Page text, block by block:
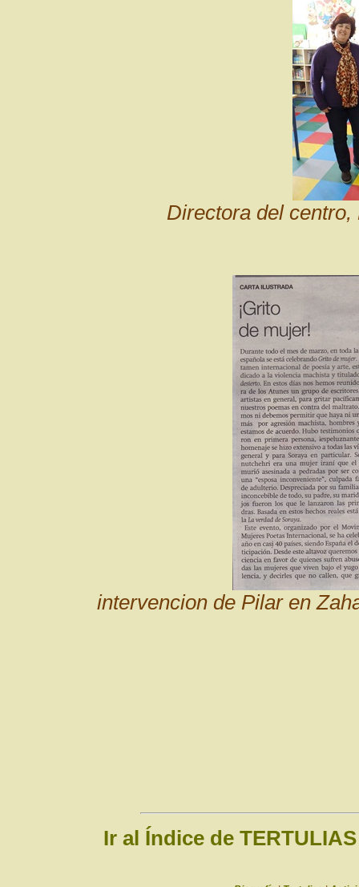
Directora del
intervencion de Pilar en
Ir al Índice de TERTULIAS